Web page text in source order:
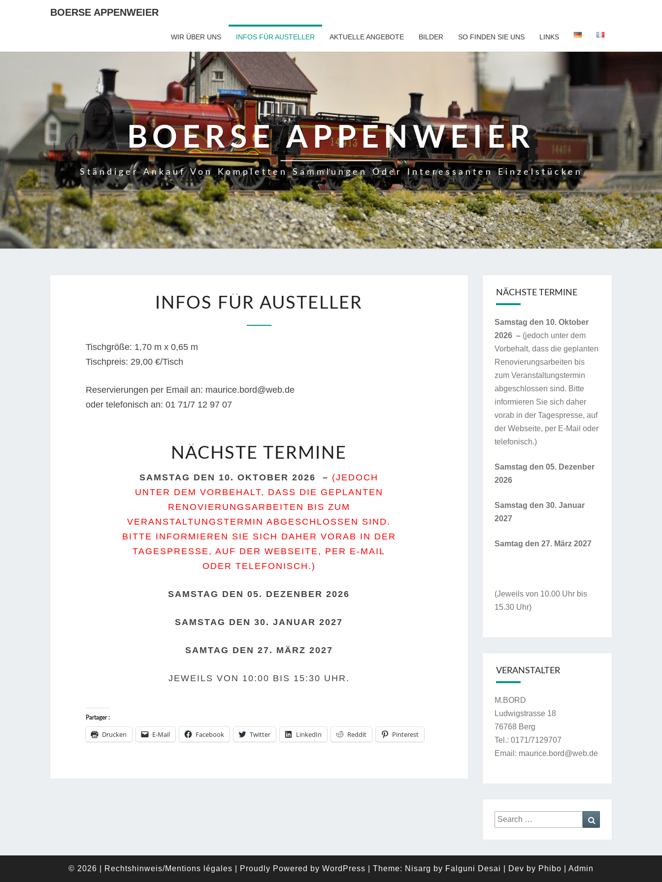
BOERSE APPENWEIER
WIR ÜBER UNS INFOS FÜR AUSTELLER AKTUELLE ANGEBOTE BILDER SO FINDEN SIE UNS LINKS
BOERSE APPENWEIER
Ständiger Ankauf Von Kompletten Sammlungen Oder Interessanten Einzelstücken
FÜR
INFOS FÜR AUSTELLER
Tischgröße: 1,70 m x 0,65 m
Tischpreis: 29,00 €/Tisch
Reservierungen per Email an: maurice.bord@web.de
oder telefonisch an: 01 71/7 12 97 07
NÄCHSTE TERMINE
SAMSTAG DEN 10. OKTOBER 2026 – (JEDOCH
UNTER DEM VORBEHALT, DASS DIE GEPLANTEN
RENOVIERUNGSARBEITEN BIS ZUM
VERANSTALTUNGSTERMIN ABGESCHLOSSEN SIND.
BITTE INFORMIEREN SIE SICH DAHER VORAB IN DER
TAGESPRESSE, AUF DER WEBSEITE, PER E-MAIL
ODER TELEFONISCH.)
SAMSTAG DEN 05. DEZENBER 2026
SAMSTAG DEN 30. JANUAR 2027
SAMTAG DEN 27. MÄRZ 2027
JEWEILS VON 10:00 BIS 15:30 UHR.
Partager :
Drucken E-Mail Facebook Twitter LinkedIn Reddit Pinterest
NÄCHSTE TERMINE
Samstag den 10. Oktober
2026 –(jedoch unter dem
Vorbehalt, dass die geplanten
Renovierungsarbeiten bis
zum Veranstaltungstermin
abgeschlossen sind. Bitte
informieren Sie sich daher
vorab in der Tagespresse, auf
der Webseite, per E-Mail oder
telefonisch.)
Samstag den 05. Dezenber
2026
Samstag den 30. Januar
2027
Samtag den 27. März 2027
(Jeweils von 10.00 Uhr bis
15.30 Uhr)
VERANSTALTER
M.BORD
Ludwigstrasse 18
76768 Berg
Tel.: 0171/7129707
Email: maurice.bord@web.de
Search
for:
© 2026 Rechtshinweis/Mentions légales Proudly Powered by WordPress Theme: Nisarg by Falguni Desai Dev by Phibo Admin